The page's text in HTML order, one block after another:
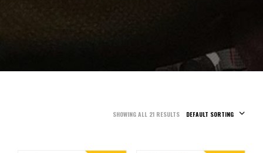
DEFAULT SORTING
SHOWING ALL 21 RESULTS